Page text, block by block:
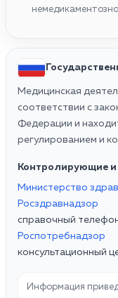
Медицинская
соответствии с
Федерации и
регулированием и
Контролирующие
Министерство
Росздравнадзор
справочный
Роспотребнадзор
консультационный
Информация